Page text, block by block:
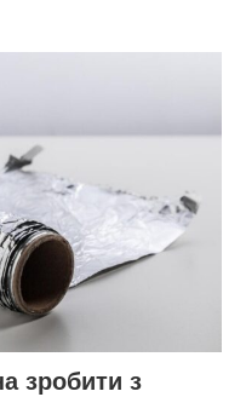
зробити з